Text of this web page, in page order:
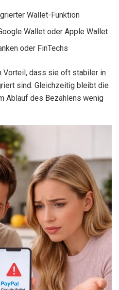
Wallet-Funktion
Wallet oder Apple Wallet
oder FinTechs
Vorteil, dass sie oft stabiler in
sind. Gleichzeitig bleibt die
Ablauf des Bezahlens wenig